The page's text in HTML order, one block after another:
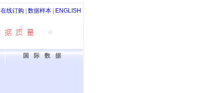
在线订购 数据样本 ENGLISH
国际数据